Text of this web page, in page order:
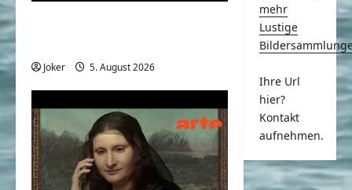
Joker 5. August 2026
mehr
Lustige
Ihre Url
hier?
Kontakt
aufnehmen.